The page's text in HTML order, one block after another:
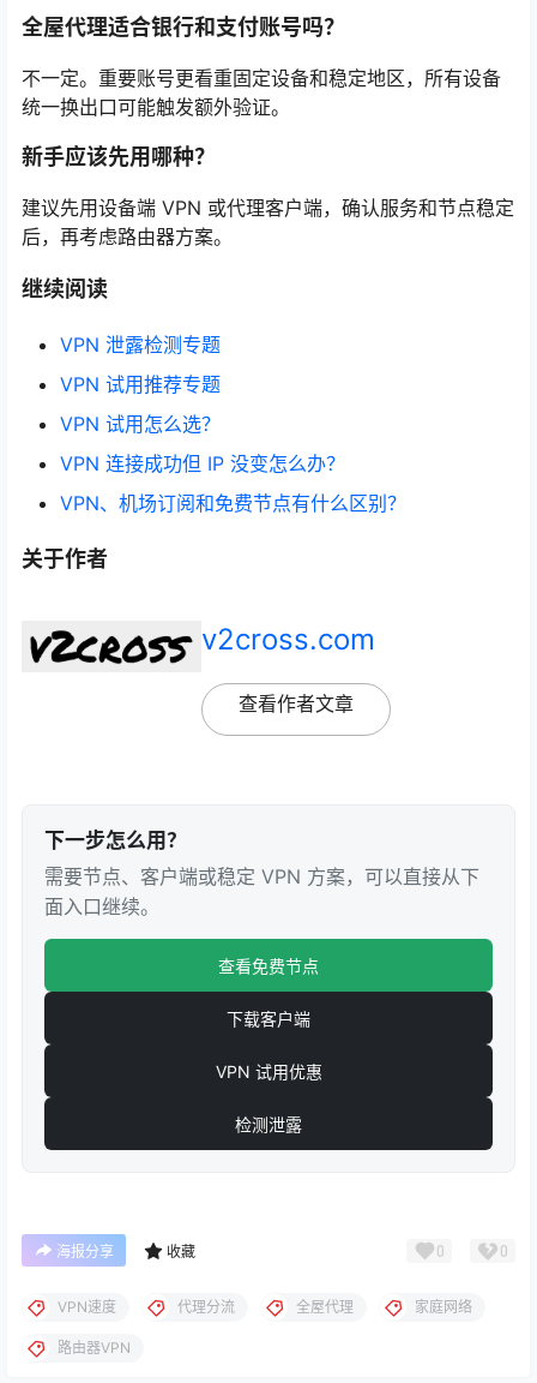
全屋代理适合银行和支付账号吗？
不一定。重要账号更看重固定设备和稳定地区，所有设备
统一换出口可能触发额外验证。
新手应该先用哪种？
建议先用设备端 VPN 或代理客户端，确认服务和节点稳定
后，再考虑路由器方案。
继续阅读
VPN 泄露检测专题
VPN 试用推荐专题
VPN 试用怎么选？
VPN 连接成功但 IP 没变怎么办？
VPN、机场订阅和免费节点有什么区别？
关于作者
v2cross.com
查看作者文章
下一步怎么用？
需要节点、客户端或稳定 VPN 方案，可以直接从下
面入口继续。
查看免费节点
下载客户端
VPN 试用优惠
检测泄露
海报分享 收藏 0 0
VPN速度 代理分流 全屋代理 家庭网络
路由器VPN